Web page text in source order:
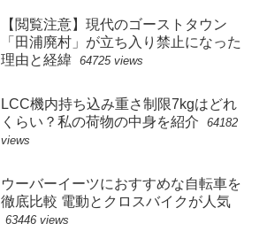
【閲覧注意】現代のゴーストタウン
「田浦廃村」が立ち入り禁止になった
理由と経緯
64725 views
LCC機内持ち込み重さ制限7kgはどれ
くらい？私の荷物の中身を紹介
64182
views
ウーバーイーツにおすすめな自転車を
徹底比較 電動とクロスバイクが人気
63446 views